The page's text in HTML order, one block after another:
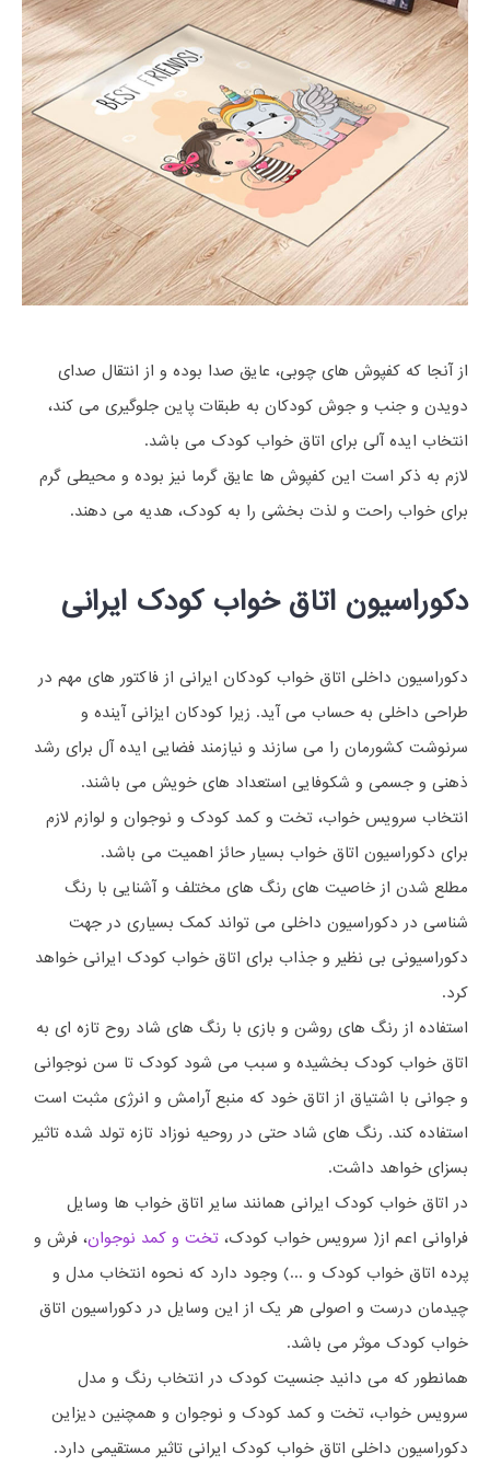
از آنجا که کفپوش های چوبی، عایق صدا بوده و از انتقال صدای
دویدن و جنب و جوش کودکان به طبقات پاین جلوگیری می کند،
انتخاب ایده آلی برای اتاق خواب کودک می باشد.
لازم به ذکر است این کفپوش ها عایق گرما نیز بوده و محیطی گرم
برای خواب راحت و لذت بخشی را به کودک، هدیه می دهند.
دکوراسیون اتاق خواب کودک ایرانی
دکوراسیون داخلی اتاق خواب کودکان ایرانی از فاکتور های مهم در
طراحی داخلی به حساب می آید. زیرا کودکان ایزانی آینده و
سرنوشت کشورمان را می سازند و نیازمند فضایی ایده آل برای رشد
ذهنی و جسمی و شکوفایی استعداد های خویش می باشند.
انتخاب سرویس خواب، تخت و کمد کودک و نوجوان و لوازم لازم
برای دکوراسیون اتاق خواب بسیار حائز اهمیت می باشد.
مطلع شدن از خاصیت های رنگ های مختلف و آشنایی با رنگ
شناسی در دکوراسیون داخلی می تواند کمک بسیاری در جهت
دکوراسیونی بی نظیر و جذاب برای اتاق خواب کودک ایرانی خواهد
کرد.
استفاده از رنگ های روشن و بازی با رنگ های شاد روح تازه ای به
اتاق خواب کودک بخشیده و سبب می شود کودک تا سن نوجوانی
و جوانی با اشتیاق از اتاق خود که منبع آرامش و انرژی مثبت است
استفاده کند. رنگ های شاد حتی در روحیه نوزاد تازه تولد شده تاثیر
بسزای خواهد داشت.
در اتاق خواب کودک ایرانی همانند سایر اتاق خواب ها وسایل
فراوانی اعم از( سرویس خواب کودک، تخت و کمد نوجوان، فرش و
پرده اتاق خواب کودک و ...) وجود دارد که نحوه انتخاب مدل و
چیدمان درست و اصولی هر یک از این وسایل در دکوراسیون اتاق
خواب کودک موثر می باشد.
همانطور که می دانید جنسیت کودک در انتخاب رنگ و مدل
سرویس خواب، تخت و کمد کودک و نوجوان و همچنین دیزاین
دکوراسیون داخلی اتاق خواب کودک ایرانی تاثیر مستقیمی دارد.